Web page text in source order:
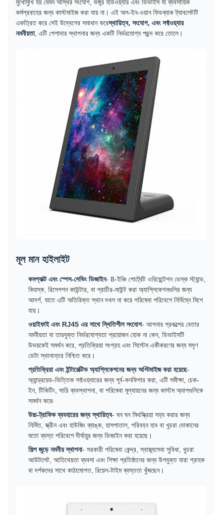
মুখোমুখি হয় যেমন অস্থির সংযোগ, ভঙ্গুর হার্ডওয়্যার এবং ডিভাইস যা ব্যবসায়িক
কর্মপ্রবাহের জন্য কাস্টমাইজ করা যায় না। এই অল-ইন-ওয়ান ফিডব্যাক ট্যাবলেটটি
একত্রিত করে সেই উদ্বেগের সমাধান করেস্থায়িত্ব, সংযোগ, এবং সফ্টওয়্যার
নমনীয়তা, এটি পেশাদার স্থাপনার জন্য একটি নির্ভরযোগ্য পছন্দ করে তোলে।
মূল মান হাইলাইট
কমপ্যাক্ট এবং স্পেস-সেভিং ডিজাইন- 8-ইঞ্চি পোর্ট্রেট ওরিয়েন্টেশন ডেস্ক স্ট্যান্ড,
কিয়স্ক, রিসেপশন কাউন্টার, বা প্রাচীর-মাউন্ট করা অ্যাপ্লিকেশনগুলির জন্য
আদর্শ, যাতে এটি অতিরিক্ত স্থান দখল না করে পরিষেবা পরিবেশে নির্বিঘ্নে মিশে
যায়।
ওয়াইফাই এবং RJ45 এর সাথে স্থিতিশীল সংযোগ- আপনার প্রকল্পের বেতার
নমনীয়তা বা তারযুক্ত নির্ভরযোগ্যতা প্রয়োজন হোক না কেন, ডিভাইসটি
উভয়কেই সমর্থন করে, প্রতিক্রিয়া সংগ্রহ এবং সিস্টেম একীকরণের জন্য মসৃণ
ডেটা স্থানান্তর নিশ্চিত করে।
প্রতিক্রিয়া এবং ইন্টারেক্টিভ অ্যাপ্লিকেশনের জন্য অপ্টিমাইজ করা হয়েছে-
অ্যান্ড্রয়েড-ভিত্তিক সফ্টওয়্যারের জন্য পূর্ব-কনফিগার করা, এটি সমীক্ষা, চেক-
ইন, টিকিটিং, সারি ব্যবস্থাপনা, বা পরিষেবা মূল্যায়নের জন্য কাস্টম অ্যাপগুলিকে
সমর্থন করে৷
উচ্চ-ট্রাফিক ব্যবহারের জন্য স্থায়িত্ব- ঘন ঘন মিথস্ক্রিয়া সহ্য করার জন্য
নির্মিত, স্ক্রীন এবং হাউজিং ব্যাঙ্ক, হাসপাতাল, পরিবহন হাব বা খুচরা দোকানের
মতো ব্যস্ত পরিবেশে দীর্ঘায়ুর জন্য ডিজাইন করা হয়েছে।
শিল্প জুড়ে নমনীয় স্থাপনা- সরকারী পরিষেবা কেন্দ্র, স্বাস্থ্যসেবা সুবিধা, খুচরা
আউটলেট, আতিথেয়তা ব্যবসা এবং শিক্ষা প্রতিষ্ঠানের জন্য উপযুক্ত যারা গ্রাহক
বা দর্শকদের সাথে কাঠামোগত, রিয়েল-টাইম ব্যস্ততা খুঁজছেন।